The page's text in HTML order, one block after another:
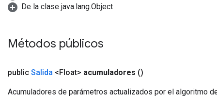
De la clase java.lang.Object
Métodos públicos
public Salida <Float> acumuladores ()
Acumuladores de parámetros actualizados por el algoritmo